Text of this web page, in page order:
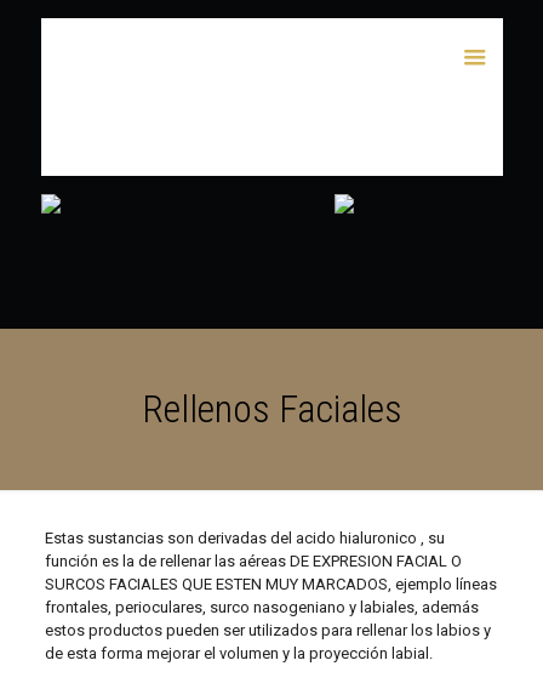
Rellenos Faciales
Estas sustancias son derivadas del acido hialuronico , su
función es la de rellenar las aéreas DE EXPRESION FACIAL O
SURCOS FACIALES QUE ESTEN MUY MARCADOS, ejemplo líneas
frontales, perioculares, surco nasogeniano y labiales, además
estos productos pueden ser utilizados para rellenar los labios y
de esta forma mejorar el volumen y la proyección labial.